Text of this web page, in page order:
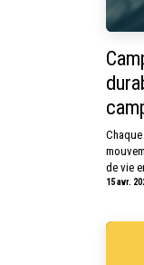
de vie
15 avr.